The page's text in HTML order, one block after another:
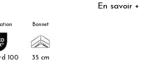
En savoir +
100
Bonnet
35 cm